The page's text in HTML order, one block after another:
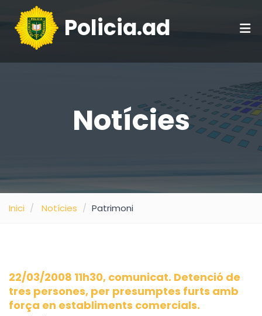
Policia.ad
Notícies
Inici Notícies Patrimoni
22/03/2008 11h30, comunicat. Detenció de
tres persones, per presumptes furts amb
força en establiments comercials.